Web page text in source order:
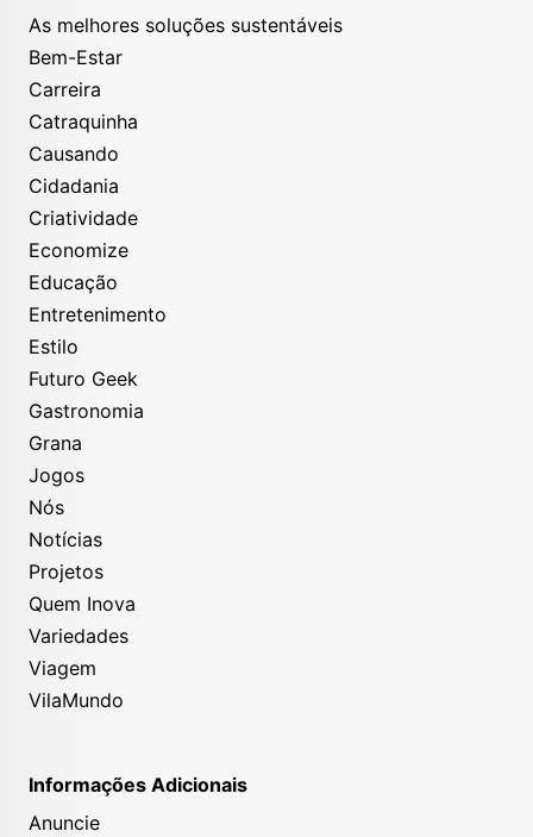
As melhores soluções sustentáveis
Bem-Estar
Carreira
Catraquinha
Causando
Cidadania
Criatividade
Economize
Educação
Entretenimento
Estilo
Futuro Geek
Gastronomia
Grana
Jogos
Nós
Notícias
Projetos
Quem Inova
Variedades
Viagem
VilaMundo
Informações Adicionais
Anuncie